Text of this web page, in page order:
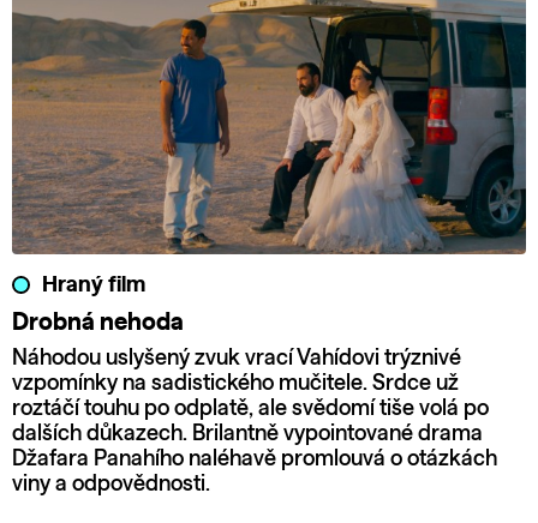
Hraný film
Drobná nehoda
Náhodou uslyšený zvuk vrací Vahídovi trýznivé
vzpomínky na sadistického mučitele. Srdce už
roztáčí touhu po odplatě, ale svědomí tiše volá po
dalších důkazech. Brilantně vypointované drama
Džafara Panahího naléhavě promlouvá o otázkách
viny a odpovědnosti.